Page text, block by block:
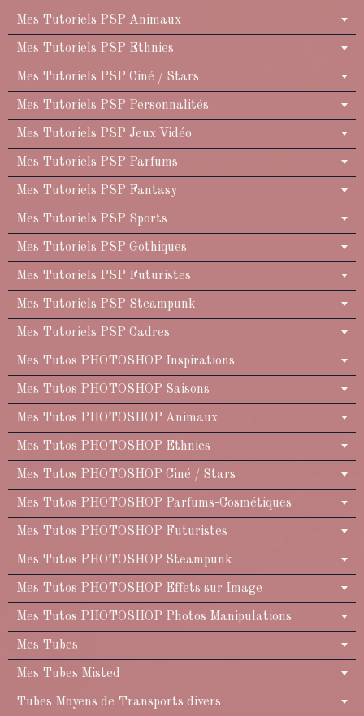
Mes Tutoriels PSP Animaux
Mes Tutoriels PSP Ethnies
Mes Tutoriels PSP Ciné / Stars
Mes Tutoriels PSP Personnalités
Mes Tutoriels PSP Jeux Vidéo
Mes Tutoriels PSP Parfums
Mes Tutoriels PSP Fantasy
Mes Tutoriels PSP Sports
Mes Tutoriels PSP Gothiques
Mes Tutoriels PSP Futuristes
Mes Tutoriels PSP Steampunk
Mes Tutoriels PSP Cadres
Mes Tutos PHOTOSHOP Inspirations
Mes Tutos PHOTOSHOP Saisons
Mes Tutos PHOTOSHOP Animaux
Mes Tutos PHOTOSHOP Ethnies
Mes Tutos PHOTOSHOP Ciné / Stars
Mes Tutos PHOTOSHOP Parfums-Cosmétiques
Mes Tutos PHOTOSHOP Futuristes
Mes Tutos PHOTOSHOP Steampunk
Mes Tutos PHOTOSHOP Effets sur Image
Mes Tutos PHOTOSHOP Photos Manipulations
Mes Tubes
Mes Tubes Misted
Tubes Moyens de Transports divers